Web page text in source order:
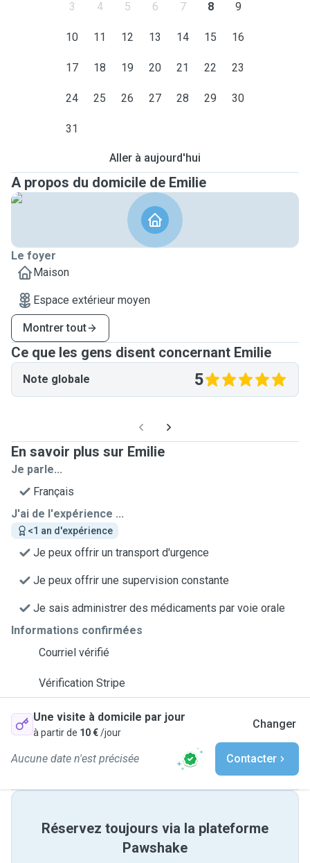
3 4 5 6 7 8 9
10 11 12 13 14 15 16
17 18 19 20 21 22 23
24 25 26 27 28 29 30
31
Aller à aujourd'hui
A propos du domicile de Emilie
Le foyer
Maison
Espace extérieur moyen
Montrer tout
Ce que les gens disent concernant Emilie
Note globale 5
En savoir plus sur Emilie
Je parle...
Français
J'ai de l'expérience ...
<1 an d'expérience
Je peux offrir un transport d'urgence
Je peux offrir une supervision constante
Je sais administrer des médicaments par voie orale
Informations confirmées
Courriel vérifié
Vérification Stripe
Une visite à domicile par jour
à partir de 10 €/jour
Changer
Aucune date n'est précisée Contacter
Réservez toujours via la plateforme
Pawshake